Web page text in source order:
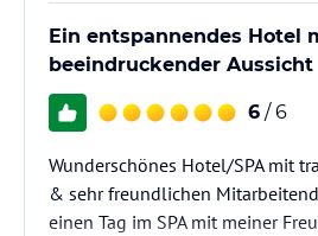
Ein entspannendes Hotel
beeindruckender Aussicht
6 / 6
Wunderschönes Hotel/SPA mit
& sehr freundlichen
einen Tag im SPA mit meiner